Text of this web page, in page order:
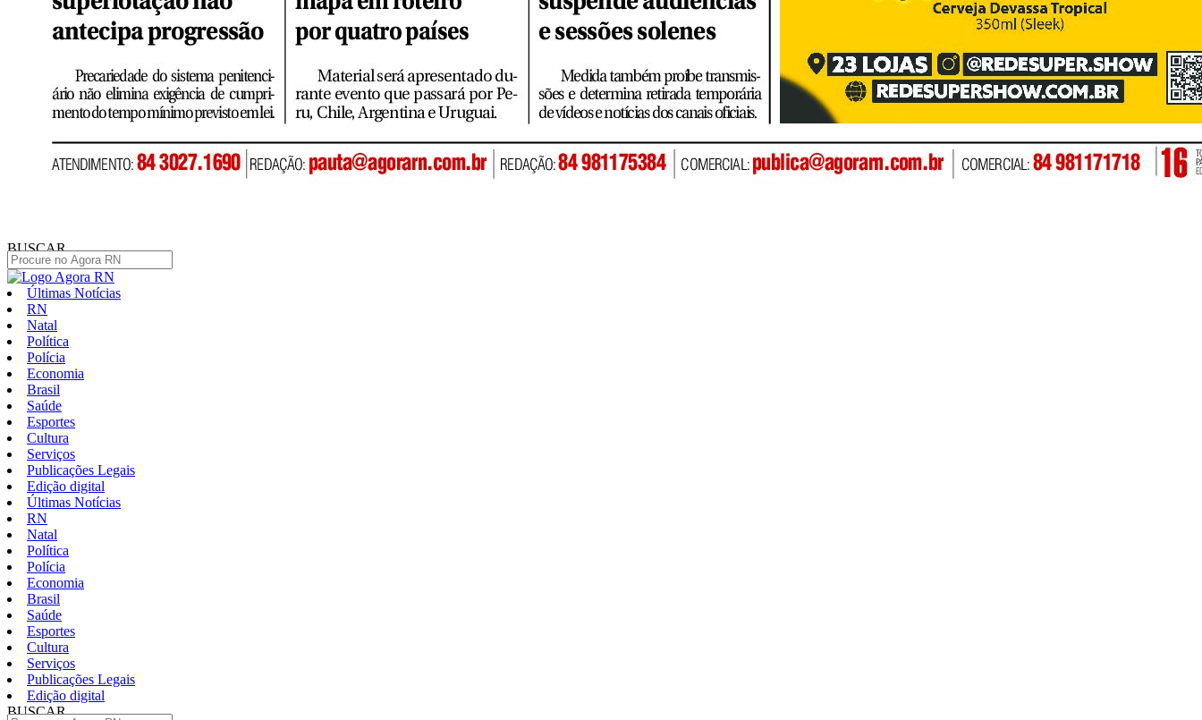
BUSCAR
Últimas Notícias
RN
Natal
Política
Polícia
Economia
Brasil
Saúde
Esportes
Cultura
Serviços
Publicações Legais
Edição digital
Últimas Notícias
RN
Natal
Política
Polícia
Economia
Brasil
Saúde
Esportes
Cultura
Serviços
Publicações Legais
Edição digital
BUSCAR